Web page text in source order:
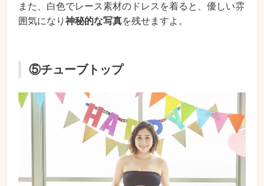
また、白色でレース素材のドレスを着ると、優しい雰
囲気になり 神秘的な写真を残せますよ。
⑤チューブトップ